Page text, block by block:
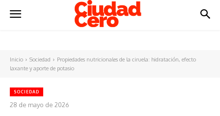
Inicio Sociedad
Propiedades nutricionales de la ciruela: hidratación, efecto
laxante y aporte de potasio
SOCIEDAD
28 de mayo de 2026